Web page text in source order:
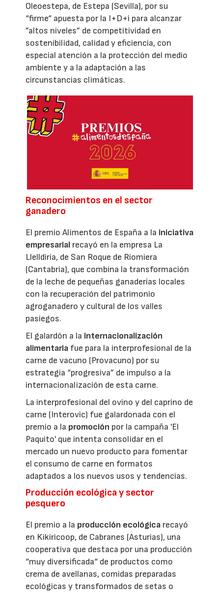
Oleoestepa, de Estepa (Sevilla), por su
“firme“ apuesta por la I+D+i para alcanzar
”altos niveles” de competitividad en
sostenibilidad, calidad y eficiencia, con
especial atención a la protección del medio
ambiente y a la adaptación a las
circunstancias climáticas.
Reconocimientos en el sector
ganadero
El premio Alimentos de España a la iniciativa
empresarial recayó en la empresa La
Llelldiría, de San Roque de Riomiera
(Cantabria), que combina la transformación
de la leche de pequeñas ganaderías locales
con la recuperación del patrimonio
agroganadero y cultural de los valles
pasiegos.
El galardón a la internacionalización
alimentaria fue para la interprofesional de la
carne de vacuno (Provacuno) por su
estrategia “progresiva” de impulso a la
internacionalización de esta carne.
La interprofesional del ovino y del caprino de
carne (Interovic) fue galardonada con el
premio a la promoción por la campaña 'El
Paquito' que intenta consolidar en el
mercado un nuevo producto para fomentar
el consumo de carne en formatos
adaptados a los nuevos usos y tendencias.
Producción ecológica y sector
pesquero
El premio a la producción ecológica recayó
en Kikiricoop, de Cabranes (Asturias), una
cooperativa que destaca por una producción
“muy diversificada“ de productos como
crema de avellanas, comidas preparadas
ecológicas y transformados de setas o